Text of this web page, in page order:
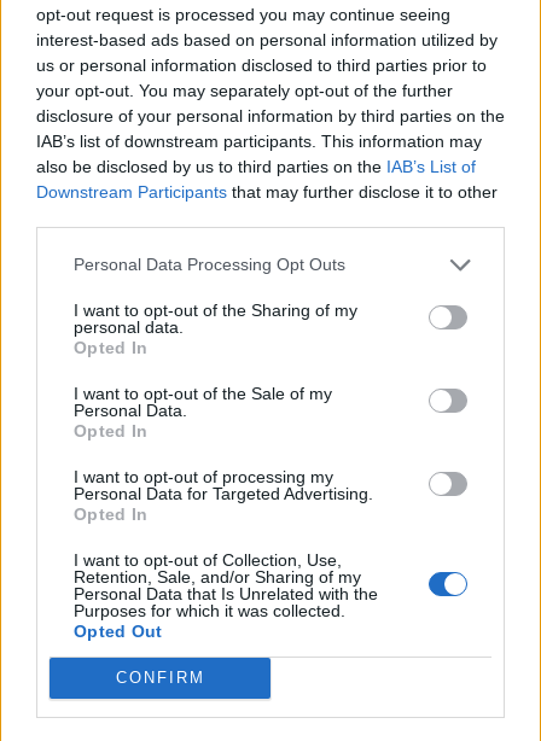
opt-out request is processed you may continue seeing
interest-based ads based on personal information utilized by
us or personal information disclosed to third parties prior to
your opt-out. You may separately opt-out of the further
disclosure of your personal information by third parties on the
IAB’s list of downstream participants. This information may
also be disclosed by us to third parties on the IAB’s List of
Downstream Participants that may further disclose it to other
Personal Data Processing Opt Outs
I want to opt-out of the Sharing of my
personal data.
Opted In
I want to opt-out of the Sale of my
Personal Data.
Opted In
I want to opt-out of processing my
Personal Data for Targeted Advertising.
Opted In
I want to opt-out of Collection, Use,
Retention, Sale, and/or Sharing of my
Personal Data that Is Unrelated with the
Purposes for which it was collected.
Opted Out
CONFIRM
Santé
clé pour préserver votre
cerveau ou le mettre en
danger
Ménopause et
problèmes urinaires : le
secret inattendu des
sous-vêtements à
Santé
Ménopause précoce : le
risque accru
d’hypertension à ne pas
ignorer
Popular Posts
27 décembre 2017
16 janvier 2023
Ménopause : la psychose méconnue qui menace votre santé
mentale
28 avril 2026
Ces astuces pour avoir un ventre plat
22 novembre 2022